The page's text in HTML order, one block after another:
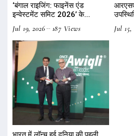
‘बंगाल राइजिंग: फाइनेंस एंड
इन्वेस्टमेंट समिट 2026’ के...
Jul 19, 2026
187 Views
Jul 15,